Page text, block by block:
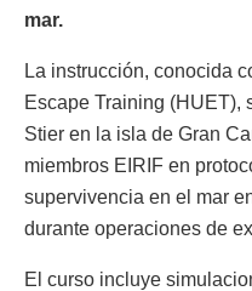
mar.
La instrucción, conocida
Escape Training (HUET),
Stier en la isla de Gran
miembros EIRIF en
supervivencia en el mar
durante operaciones de
El curso incluye